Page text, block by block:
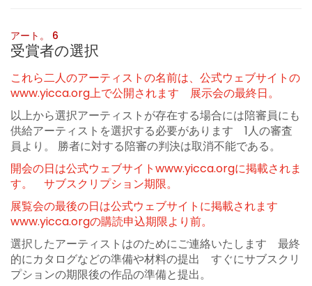
アート。 6
受賞者の選択
これら二人のアーティストの名前は、公式ウェブサイトの
www.yicca.org上で公開されます 展示会の最終日。
以上から選択アーティストが存在する場合には陪審員にも
供給アーティストを選択する必要があります 1人の審査
員より。 勝者に対する陪審の判決は取消不能である。
開会の日は公式ウェブサイトwww.yicca.orgに掲載されま
す。 サブスクリプション期限。
展覧会の最後の日は公式ウェブサイトに掲載されます
www.yicca.orgの購読申込期限より前。
選択したアーティストはのためにご連絡いたします 最終
的にカタログなどの準備や材料の提出 すぐにサブスクリ
プションの期限後の作品の準備と提出。